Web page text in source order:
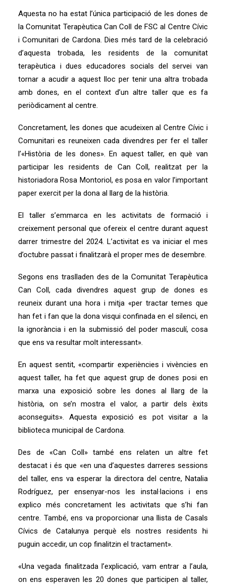
Aquesta no ha estat l’única participació de les dones de
la Comunitat Terapèutica Can Coll de FSC al Centre Cívic
i Comunitari de Cardona. Dies més tard de la celebració
d’aquesta trobada, les residents de la comunitat
terapèutica i dues educadores socials del servei van
tornar a acudir a aquest lloc per tenir una altra trobada
amb dones, en el context d’un altre taller que es fa
periòdicament al centre.
Concretament, les dones que acudeixen al Centre Cívic i
Comunitari es reuneixen cada divendres per fer el taller
l’«Història de les dones». En aquest taller, en què van
participar les residents de Can Coll, realitzat per la
historiadora Rosa Montoriol, es posa en valor l’important
paper exercit per la dona al llarg de la història.
El taller s’emmarca en les activitats de formació i
creixement personal que ofereix el centre durant aquest
darrer trimestre del 2024. L’activitat es va iniciar el mes
d’octubre passat i finalitzarà el proper mes de desembre.
Segons ens traslladen des de la Comunitat Terapèutica
Can Coll, cada divendres aquest grup de dones es
reuneix durant una hora i mitja «per tractar temes que
han fet i fan que la dona visqui confinada en el silenci, en
la ignorància i en la submissió del poder masculí, cosa
que ens va resultar molt interessant».
En aquest sentit, «compartir experiències i vivències en
aquest taller, ha fet que aquest grup de dones posi en
marxa una exposició sobre les dones al llarg de la
història, on se’n mostra el valor, a partir dels èxits
aconseguits». Aquesta exposició es pot visitar a la
biblioteca municipal de Cardona.
Des de «Can Coll» també ens relaten un altre fet
destacat i és que «en una d’aquestes darreres sessions
del taller, ens va esperar la directora del centre, Natalia
Rodríguez, per ensenyar-nos les instal·lacions i ens
explico més concretament les activitats que s’hi fan
centre. També, ens va proporcionar una llista de Casals
Cívics de Catalunya perquè els nostres residents hi
puguin accedir, un cop finalitzin el tractament».
«Una vegada finalitzada l’explicació, vam entrar a l’aula,
on ens esperaven les 20 dones que participen al taller,